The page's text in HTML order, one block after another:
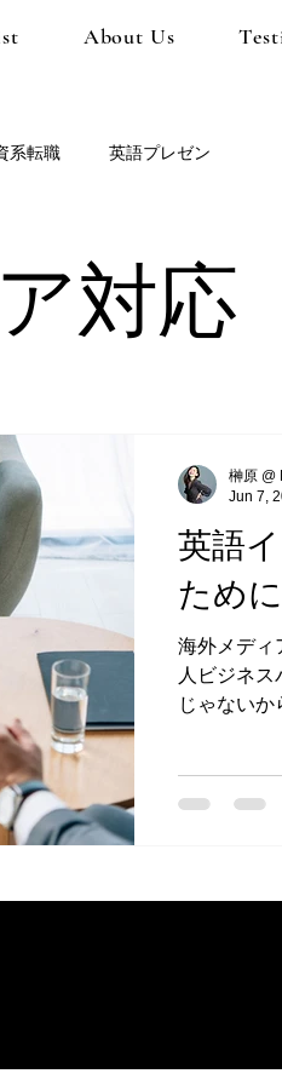
About Us
系転職 英語プレゼン
対応
英語
ため
海外メディ
人ビジネ
じゃないから不
ること。
榊原 @
Jun 7,